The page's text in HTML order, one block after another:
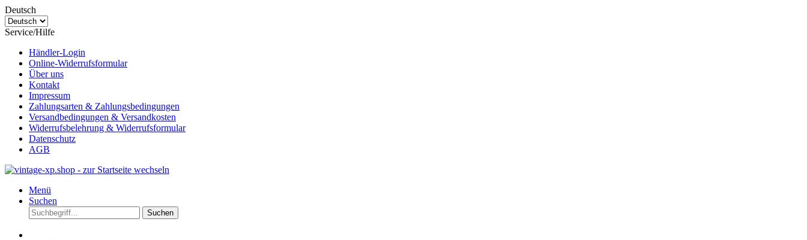
Deutsch
Service/Hilfe
Händler-Login
Online-Widerrufsformular
Über uns
Kontakt
Impressum
Zahlungsarten & Zahlungsbedingungen
Versandbedingungen & Versandkosten
Widerrufsbelehrung & Widerrufsformular
Datenschutz
AGB
Menü
Suchen
Suchen